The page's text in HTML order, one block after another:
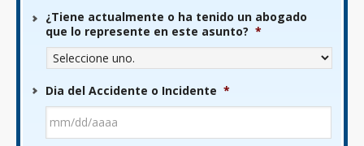
¿Tiene actualmente o ha tenido un abogado
que lo represente en este asunto? *
Dia del Accidente o Incidente *